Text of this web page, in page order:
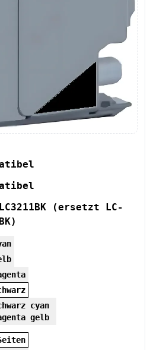
(ersetzt LC-
cyan
gelb